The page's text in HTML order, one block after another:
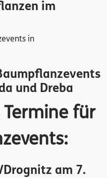
im
in
und Dreba
für
am 7.